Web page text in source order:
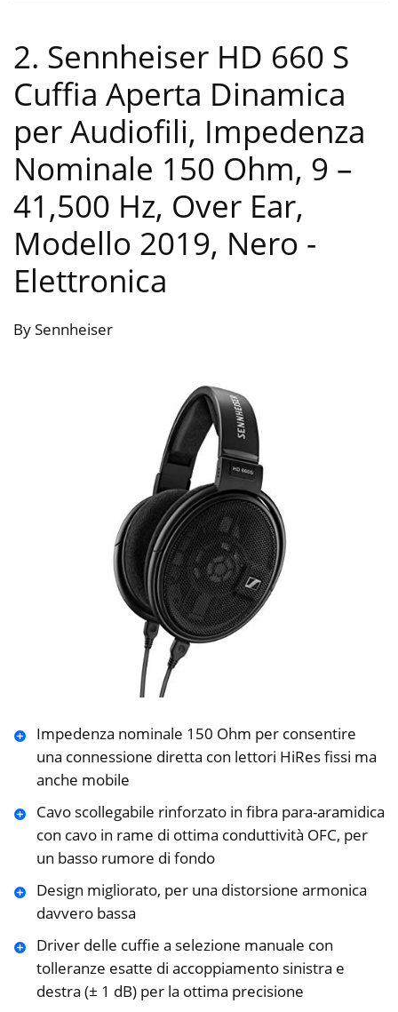
2. Sennheiser HD 660 S
Cuffia Aperta Dinamica
per Audiofili, Impedenza
Nominale 150 Ohm, 9 –
41,500 Hz, Over Ear,
Modello 2019, Nero -
Elettronica
By Sennheiser
Impedenza nominale 150 Ohm per consentire
una connessione diretta con lettori HiRes fissi ma
anche mobile
Cavo scollegabile rinforzato in fibra para-aramidica
con cavo in rame di ottima conduttività OFC, per
un basso rumore di fondo
Design migliorato, per una distorsione armonica
davvero bassa
Driver delle cuffie a selezione manuale con
tolleranze esatte di accoppiamento sinistra e
destra (± 1 dB) per la ottima precisione